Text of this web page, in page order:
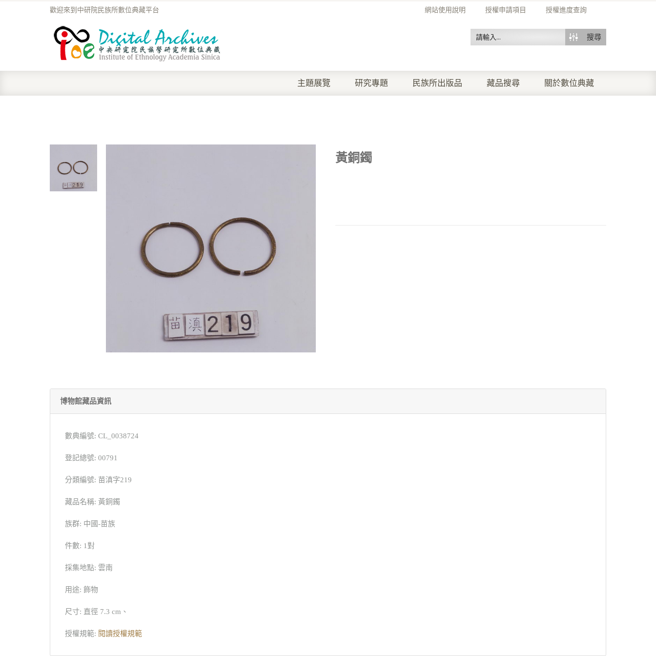
網站使用說明 授權申請項目 授權進度查詢
歡迎來到中研院民族所數位典藏平台
搜尋
主題展覽 研究專題 民族所出版品 藏品搜尋 關於數位典藏
黃銅鐲
博物館藏品資訊
數典編號: CL_0038724
登記總號: 00791
分類編號: 苗滇字219
藏品名稱: 黃銅鐲
族群: 中國-苗族
件數: 1對
採集地點: 雲南
用途: 飾物
尺寸: 直徑 7.3 cm、
授權規範: 閱讀授權規範